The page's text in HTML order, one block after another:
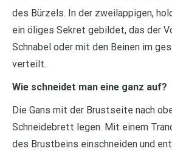
des Bürzels. In der zweilappigen,
ein öliges Sekret gebildet, das der
Schnabel oder mit den Beinen im
verteilt.
Wie schneidet man eine ganz auf?
Die Gans mit der Brustseite nach
Schneidebrett legen. Mit einem
des Brustbeins einschneiden und